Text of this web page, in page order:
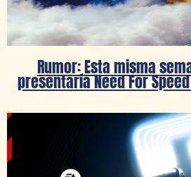
Rumor: Esta misma
presentaría Need For